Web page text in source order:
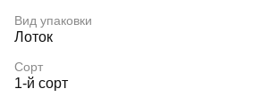
Вид упаковки
Лоток
Сорт
1-й сорт